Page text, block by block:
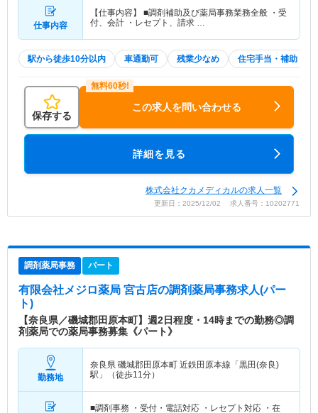
仕事内容
【仕事内容】 ■調剤補助及び薬局事務業務全般 ・受
付、会計 ・レセプト、請求 …
駅から徒歩10分以内 車通勤可 残業少なめ 住宅手当・補助
保存する
この求人を問い合わせる
詳細を見る
株式会社クカメディカルの求人一覧
更新日：2025/12/02 求人番号：10202771
調剤薬局事務 パート
有限会社メジロ薬局 宮古店の調剤薬局事務求人(パー
ト)
【奈良県／磯城郡田原本町】週2日程度・14時までの勤務◎調
剤薬局での薬局事務募集《パート》
勤務地
奈良県 磯城郡田原本町 近鉄田原本線「黒田(奈良)
駅」（徒歩11分）
■調剤事務 ・受付・電話対応 ・レセプト対応 ・在